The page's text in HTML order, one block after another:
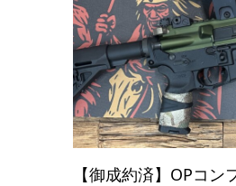
【御成約済】OPコ